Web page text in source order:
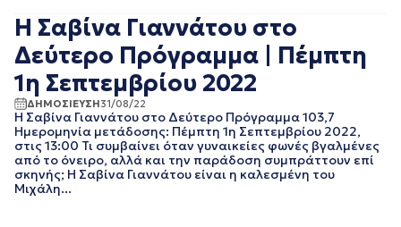
ΓΕΝΙΚΗ
ΓΡΑΦΕΙΟ ΤΥΠΟΥ
ΕΡΤ
ΚΙΝΗΜΑΤΟΓΡΑΦΙΚΕΣ
ΤΑΙΝΙΕΣ
ΠΟΛΙΤΙΚΗ
ΠΟΛΙΤΙΣΜΟΣ
ΡΑΔΙΟΦΩΝΟ
ΤΗΛΕΟΡΑΣΗ
ΜΑΙΟΣ 2025
ΑΠΡΙΛΙΟΣ 2025
ΜΑΡΤΙΟΣ 2025
ΦΕΒΡΟΥΑΡΙΟΣ 2025
ΔΕΚΕΜΒΡΙΟΣ 2024
ΝΟΕΜΒΡΙΟΣ 2024
ΟΚΤΩΒΡΙΟΣ 2024
ΣΕΠΤΕΜΒΡΙΟΣ 2024
Η Σαβίνα Γιαννάτου στο
Δεύτερο Πρόγραμμα | Πέμπτη
1η Σεπτεμβρίου 2022
ΔΗΜΟΣΙΕΥΣΗ31/08/22
Η Σαβίνα Γιαννάτου στο Δεύτερο Πρόγραμμα 103,7
Ημερομηνία μετάδοσης: Πέμπτη 1η Σεπτεμβρίου 2022,
στις 13:00 Τι συμβαίνει όταν γυναικείες φωνές βγαλμένες
από το όνειρο, αλλά και την παράδοση συμπράττουν επί
σκηνής; Η Σαβίνα Γιαννάτου είναι η καλεσμένη του
Μιχάλη...